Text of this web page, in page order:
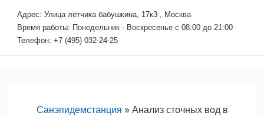
Перейти
Адрес: Улица лётчика бабушкина, 17к3 , Москва
Время работы: Понедельник - Воскресенье с 08:00 до 21:00
Телефон: +7 (495) 032-24-25
Санэпидемстанция » Анализ сточных вод в